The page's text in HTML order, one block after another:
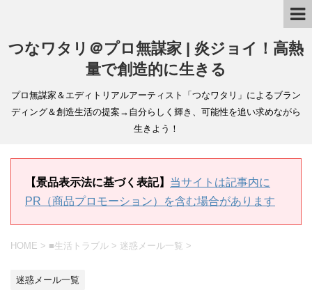
つなワタリ＠プロ無謀家 | 炎ジョイ！高熱
量で創造的に生きる
プロ無謀家＆エディトリアルアーティスト「つなワタリ」によるブラン
ディング＆創造生活の提案→自分らしく輝き、可能性を追い求めながら
生きよう！
【景品表示法に基づく表記】 当サイトは記事内に
PR（商品プロモーション）を含む場合があります
HOME > ■生活トラブル > 迷惑メール一覧 >
迷惑メール一覧